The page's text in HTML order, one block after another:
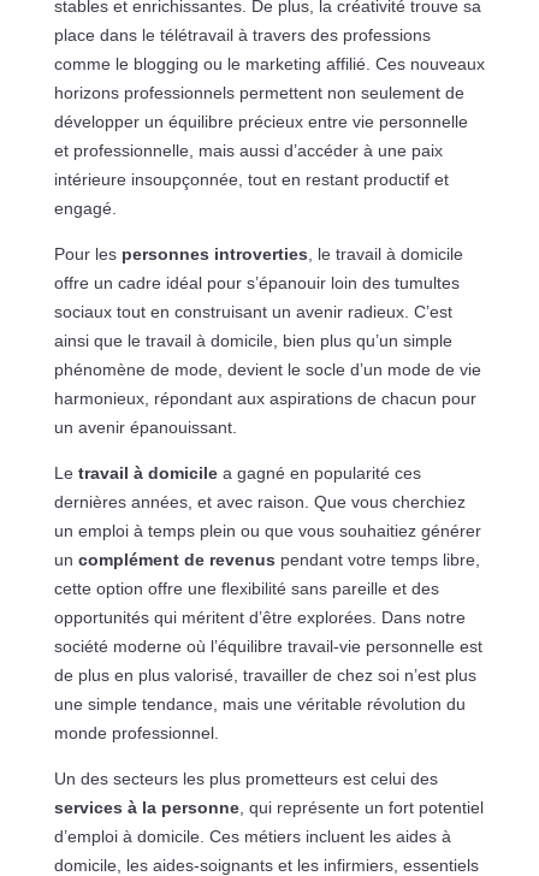
stables et enrichissantes. De plus, la créativité trouve sa
place dans le télétravail à travers des professions
comme le blogging ou le marketing affilié. Ces nouveaux
horizons professionnels permettent non seulement de
développer un équilibre précieux entre vie personnelle
et professionnelle, mais aussi d’accéder à une paix
intérieure insoupçonnée, tout en restant productif et
engagé.
Pour les personnes introverties , le travail à domicile
offre un cadre idéal pour s’épanouir loin des tumultes
sociaux tout en construisant un avenir radieux. C’est
ainsi que le travail à domicile, bien plus qu’un simple
phénomène de mode, devient le socle d’un mode de vie
harmonieux, répondant aux aspirations de chacun pour
un avenir épanouissant.
Le travail à domicilea gagné en popularité ces
dernières années, et avec raison. Que vous cherchiez
un emploi à temps plein ou que vous souhaitiez générer
un complément de revenus pendant votre temps libre,
cette option offre une flexibilité sans pareille et des
opportunités qui méritent d’être explorées. Dans notre
société moderne où l’équilibre travail-vie personnelle est
de plus en plus valorisé, travailler de chez soi n’est plus
une simple tendance, mais une véritable révolution du
monde professionnel.
Un des secteurs les plus prometteurs est celui des
services à la personne, qui représente un fort potentiel
d’emploi à domicile. Ces métiers incluent les aides à
domicile, les aides-soignants et les infirmiers, essentiels